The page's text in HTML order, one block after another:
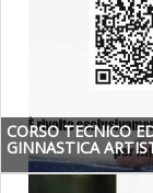
CORSO TECNICO
GINNASTICA